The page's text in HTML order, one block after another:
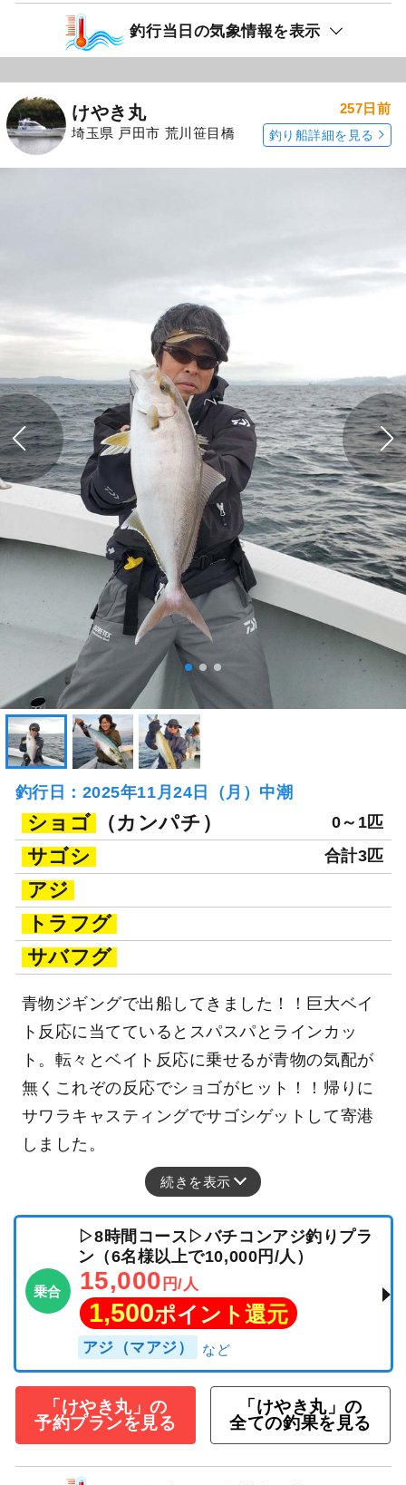
釣行当日の気象情報を表示
けやき丸
埼玉県 戸田市 荒川笹目橋
257日前
釣り船詳細を見る
釣行日：2025年11月24日（月）中潮
ショゴ （カンパチ） 0～1匹
サゴシ 合計3匹
アジ
トラフグ
サバフグ
青物ジギングで出船してきました！！巨大ベイ
ト反応に当てているとスパスパとラインカッ
ト。転々とベイト反応に乗せるが青物の気配が
無くこれぞの反応でショゴがヒット！！帰りに
サワラキャスティングでサゴシゲットして寄港
しました。
続きを表示
乗合
▷8時間コース▷バチコンアジ釣りプラ
ン（6名様以上で10,000円/人）
15,000 円/人
1,500ポイント還元
アジ（マアジ）
「けやき丸」の
予約プランを見る
「けやき丸」の
全ての釣果を見る